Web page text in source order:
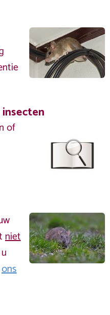
of
niet
ons